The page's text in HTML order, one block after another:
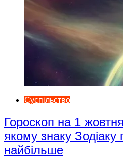
Суспільство
Гороскоп на 1
якому знаку Зодіаку
найбільше